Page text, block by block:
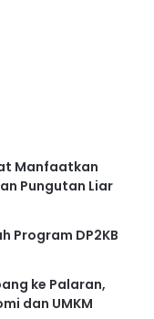
Manfaatkan
Pungutan Liar
Program DP2KB
ke Palaran,
dan UMKM